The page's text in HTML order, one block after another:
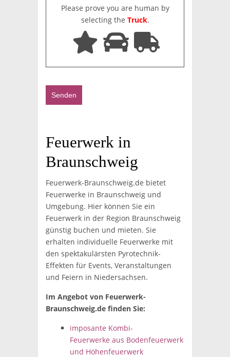
Please prove you are human by
selecting the Truck.
Feuerwerk in
Braunschweig
Feuerwerk-Braunschweig.de bietet
Feuerwerke in Braunschweig und
Umgebung. Hier können Sie ein
Feuerwerk in der Region Braunschweig
günstig buchen und mieten. Sie
erhalten individuelle Feuerwerke mit
den spektakulärsten Pyrotechnik-
Effekten für Events, Veranstaltungen
und Feiern in Niedersachsen.
Im Angebot von Feuerwerk-
Braunschweig.de finden Sie:
imposante Kombi-
Feuerwerke aus Bodenfeuerwerk
und Höhenfeuerwerk